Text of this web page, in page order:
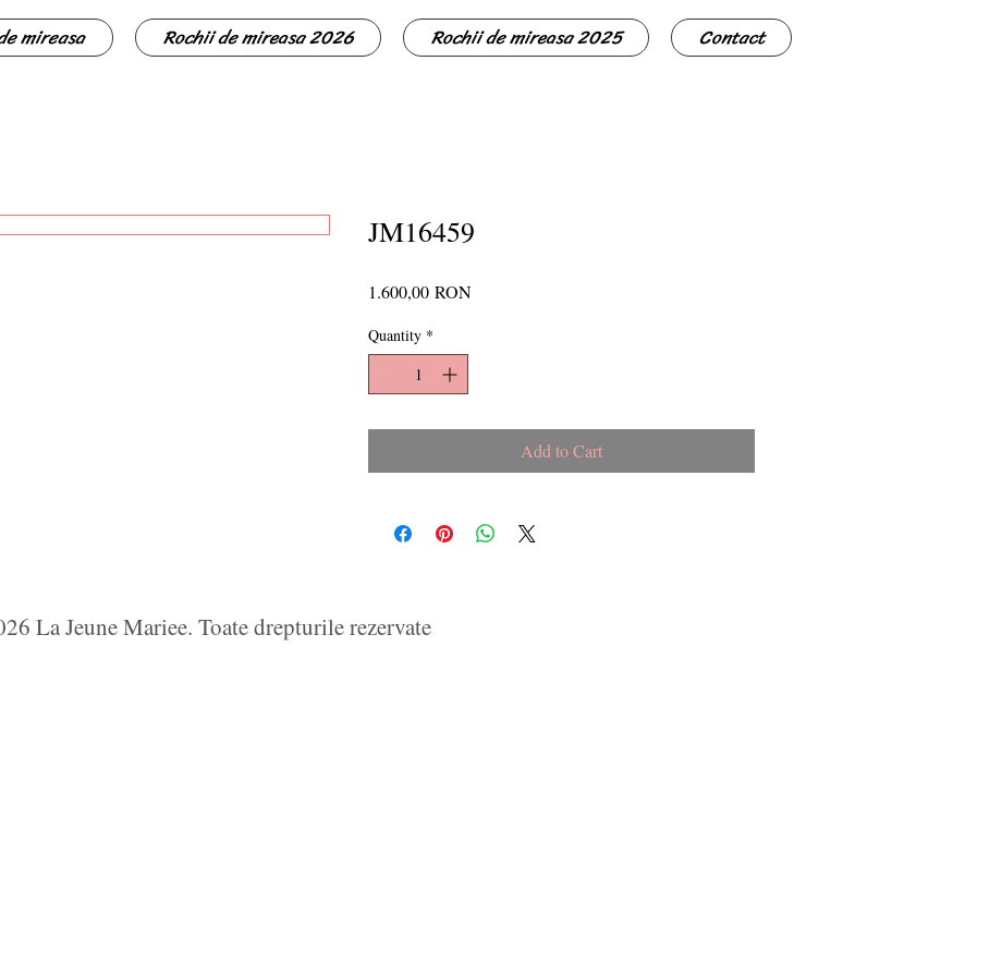
mireasa Rochii de mireasa 2026 Rochii de mireasa 2025 Contact
JM16459
1.600,00 RONPrice
Quantity *
Add to Cart
La Jeune Mariee. Toate drepturile rezervate